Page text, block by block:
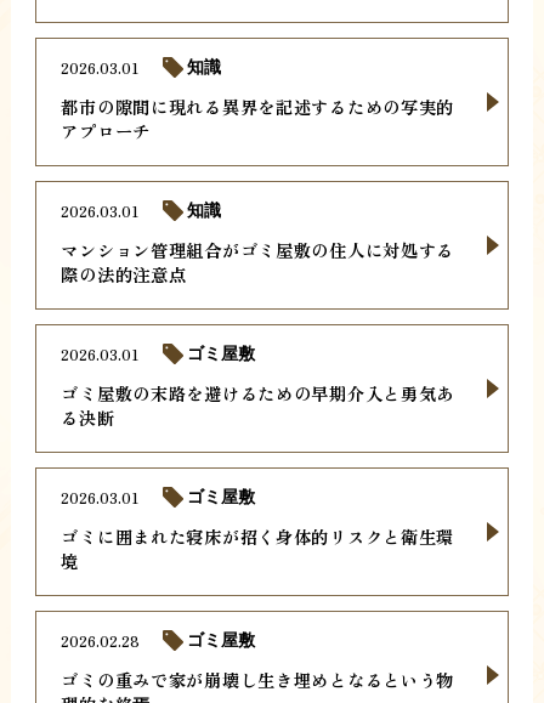
都市の隙間に現れる異界を記述するための写実的
アプローチ
2026.03.01 知識
マンション管理組合がゴミ屋敷の住人に対処する
際の法的注意点
2026.03.01 知識
ゴミ屋敷の末路を避けるための早期介入と勇気あ
る決断
2026.03.01 ゴミ屋敷
ゴミに囲まれた寝床が招く身体的リスクと衛生環
境
2026.03.01 ゴミ屋敷
ゴミの重みで家が崩壊し生き埋めとなるという物
2026.02.28 ゴミ屋敷